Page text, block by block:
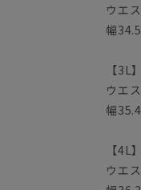
ウエ
幅
【3L
ウエ
幅
【4L
ウエ